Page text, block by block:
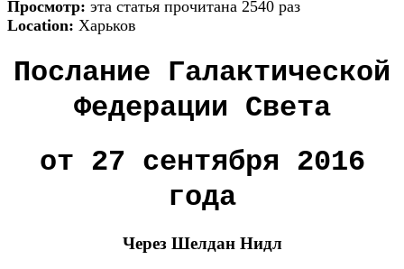
Просмотр: эта статья прочитана 2540 раз
Location: Харьков
Послание Галактической
Федерации Света
от 27 сентября 2016
года
Через Шелдан Нидл